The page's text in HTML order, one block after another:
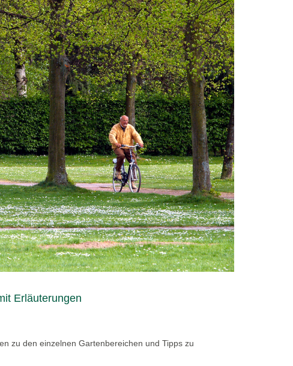
Erläuterungen
zu den einzelnen Gartenbereichen und Tipps zu